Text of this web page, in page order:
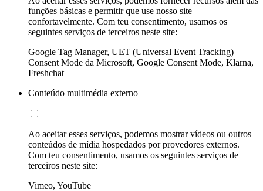
funções básicas e permitir que use nosso site
confortavelmente. Com teu consentimento, usamos os
seguintes serviços de terceiros neste site:
Google Tag Manager, UET (Universal Event Tracking)
Consent Mode da Microsoft, Google Consent Mode, Klarna,
Freshchat
Conteúdo multimédia externo
Ao aceitar esses serviços, podemos mostrar vídeos ou outros
conteúdos de mídia hospedados por provedores externos.
Com teu consentimento, usamos os seguintes serviços de
terceiros neste site:
Vimeo, YouTube